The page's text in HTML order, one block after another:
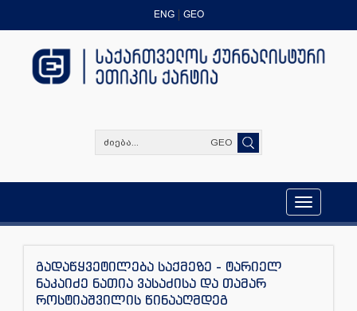
ENG GEO
GEO
Toggle
navigation
გადაწყვეტილება საქმეზე - ტარიელ
ნაკაიძე ნათია ვასაძისა და თამარ
როსტიაშვილის წინააღმდეგ